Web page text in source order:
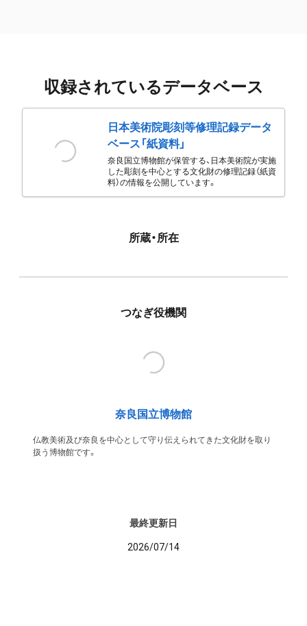
収録されているデータベース
日本美術院彫刻等修理記録データ
ベース「紙資料」
奈良国立博物館が保管する、日本美術院が実施
した彫刻を中心とする文化財の修理記録（紙資
料）の情報を公開しています。
所蔵・所在
つなぎ役機関
奈良国立博物館
仏教美術及び奈良を中心として守り伝えられてきた文化財を取り
扱う博物館です。
最終更新日
2026/07/14